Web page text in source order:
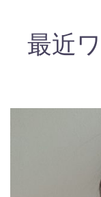
最近